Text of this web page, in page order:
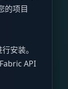
的项目
安装。
API